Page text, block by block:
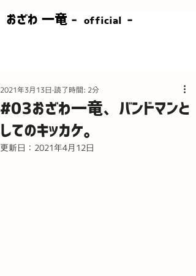
​おざわ 一竜 - official -
#03おざわ一竜、バンドマンと
してのキッカケ。
2021年3月13日 読了時間: 2分
更新日： 2021年4月12日